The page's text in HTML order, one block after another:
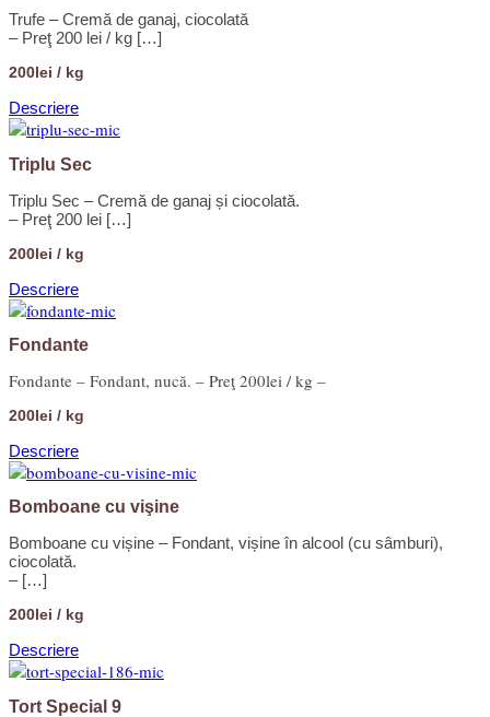
Trufe – Cremă de ganaj, ciocolată
– Preţ 200 lei / kg […]
200lei / kg
Descriere
Triplu Sec
Triplu Sec – Cremă de ganaj și ciocolată.
– Preţ 200 lei […]
200lei / kg
Descriere
Fondante
Fondante – Fondant, nucă. – Preţ 200lei / kg –
200lei / kg
Descriere
Bomboane cu vişine
Bomboane cu vișine – Fondant, vișine în alcool (cu sâmburi),
ciocolată.
– […]
200lei / kg
Descriere
Tort Special 9